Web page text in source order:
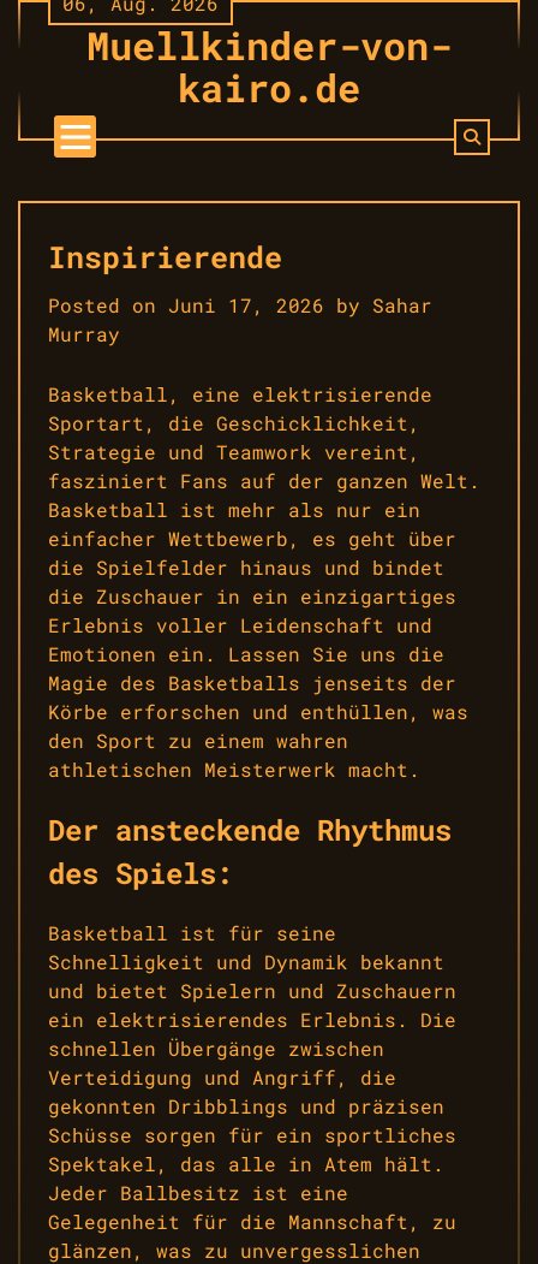
Skip
to
Muellkinder-von-
kairo.de
Inspirierende
Posted on Juni 17, 2026 by Sahar
Murray
Basketball, eine elektrisierende
Sportart, die Geschicklichkeit,
Strategie und Teamwork vereint,
fasziniert Fans auf der ganzen Welt.
Basketball ist mehr als nur ein
einfacher Wettbewerb, es geht über
die Spielfelder hinaus und bindet
die Zuschauer in ein einzigartiges
Erlebnis voller Leidenschaft und
Emotionen ein. Lassen Sie uns die
Magie des Basketballs jenseits der
Körbe erforschen und enthüllen, was
den Sport zu einem wahren
athletischen Meisterwerk macht.
Der ansteckende Rhythmus
des Spiels:
Basketball ist für seine
Schnelligkeit und Dynamik bekannt
und bietet Spielern und Zuschauern
ein elektrisierendes Erlebnis. Die
schnellen Übergänge zwischen
Verteidigung und Angriff, die
gekonnten Dribblings und präzisen
Schüsse sorgen für ein sportliches
Spektakel, das alle in Atem hält.
Jeder Ballbesitz ist eine
Gelegenheit für die Mannschaft, zu
glänzen, was zu unvergesslichen